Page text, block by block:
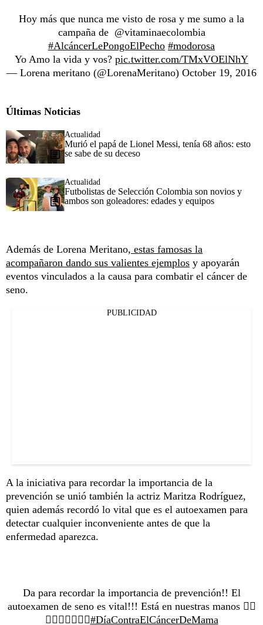
Hoy más que nunca me visto de rosa y me sumo a la
campaña de @vitaminaecolombia
#AlcáncerLePongoElPecho #modorosa
Yo Amo la vida y vos? pic.twitter.com/TMxVOElNhY
— Lorena meritano (@LorenaMeritano) October 19, 2016
Últimas Noticias
Actualidad
Murió el papá de Lionel Messi, tenía 68 años: esto
se sabe de su deceso
Actualidad
Futbolistas de Selección Colombia son novios y
ambos son goleadores: edades y equipos
Además de Lorena Meritano, estas famosas la
acompañaron dando sus valientes ejemplos y apoyarán
eventos vinculados a la causa para combatir el cáncer de
seno.
PUBLICIDAD
A la iniciativa para recordar la importancia de la
prevención se unió también la actriz Maritza Rodríguez,
quien además recordó lo vital que es el autoexamen para
detectar cualquier inconveniente antes de que la
enfermedad aparezca.
Da para recordar la importancia de prevención!! El
autoexamen de seno es vital!!! Está en nuestras manos 🖐🏼
💗🖐🏼💗🖐🏼💗#DíaContraElCáncerDeMama